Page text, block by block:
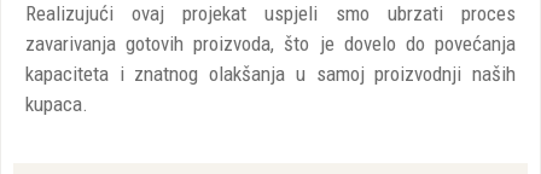
Realizujući ovaj projekat uspjeli smo ubrzati proces
zavarivanja gotovih proizvoda, što je dovelo do povećanja
kapaciteta i znatnog olakšanja u samoj proizvodnji naših
kupaca.